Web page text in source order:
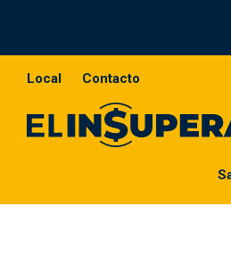
Local Contacto